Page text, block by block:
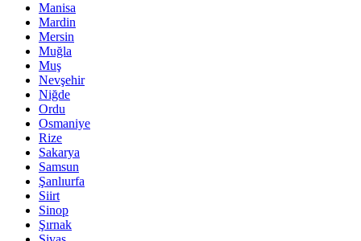
Manisa
Mardin
Mersin
Muğla
Muş
Nevşehir
Niğde
Ordu
Osmaniye
Rize
Sakarya
Samsun
Şanlıurfa
Siirt
Sinop
Şırnak